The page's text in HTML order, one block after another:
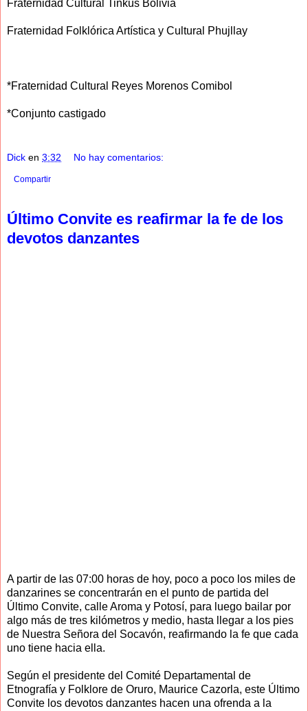
Fraternidad Cultural Tinkus Bolivia
Fraternidad Folklórica Artística y Cultural Phujllay
*Fraternidad Cultural Reyes Morenos Comibol
*Conjunto castigado
Dick en 3:32 No hay comentarios:
Compartir
Último Convite es reafirmar la fe de los
devotos danzantes
A partir de las 07:00 horas de hoy, poco a poco los miles de
danzarines se concentrarán en el punto de partida del
Último Convite, calle Aroma y Potosí, para luego bailar por
algo más de tres kilómetros y medio, hasta llegar a los pies
de Nuestra Señora del Socavón, reafirmando la fe que cada
uno tiene hacia ella.
Según el presidente del Comité Departamental de
Etnografía y Folklore de Oruro, Maurice Cazorla, este Último
Convite los devotos danzantes hacen una ofrenda a la